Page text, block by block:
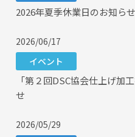
2026年夏季休業日のお知らせ
2026/06/17
イベント
「第２回DSC協会仕上げ加
せ
2026/05/29